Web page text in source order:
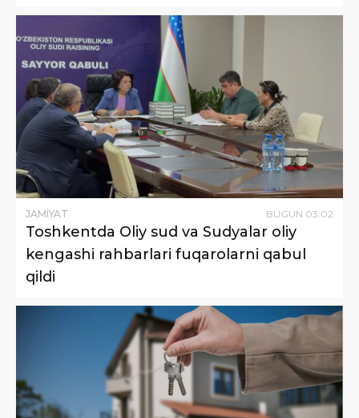
JAMIYAT BUGUN 03:02
Toshkentda Oliy sud va Sudyalar oliy
kengashi rahbarlari fuqarolarni qabul
qildi